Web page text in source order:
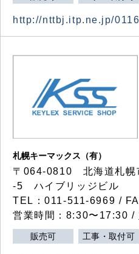
http://nttbj.itp.ne.jp/
札幌キーマックス（有）
〒064-0810 北海道札幌
-5 ハイブリッジビル
TEL：011-511-6969 /
営業時間：8:30〜17:30 /
販売可 工事・取付可